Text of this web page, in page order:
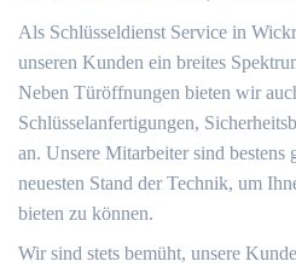
Als Schlüsseldienst Service in
unseren Kunden ein breites
Neben Türöffnungen bieten wir
Schlüsselanfertigungen,
an. Unsere Mitarbeiter sind bestens
neuesten Stand der Technik, um
bieten zu können.
Wir sind stets bemüht, unsere